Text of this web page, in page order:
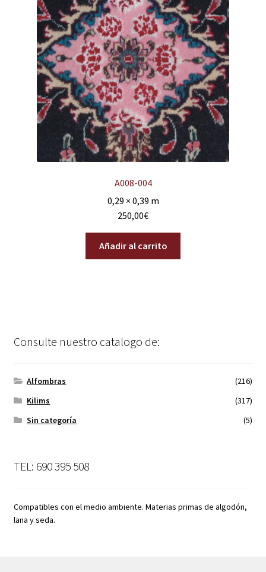
A008-004
0,29 × 0,39 m
250,00€
Añadir al carrito
Consulte nuestro catalogo de:
Alfombras
(216)
Kilims
(317)
Sin categoría
(5)
TEL: 690 395 508
Compatibles con el medio ambiente. Materias primas de algodón,
lana y seda.